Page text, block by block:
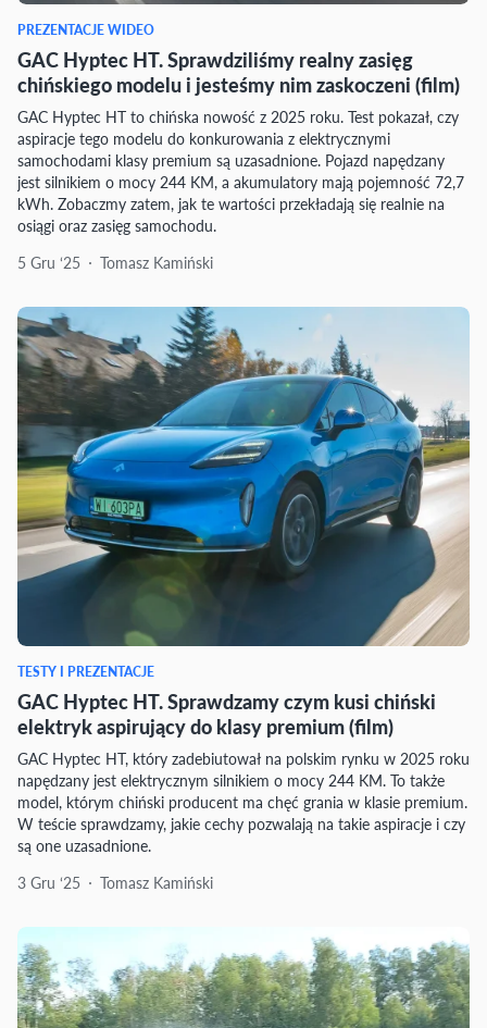
PREZENTACJE WIDEO
GAC Hyptec HT. Sprawdziliśmy realny zasięg
chińskiego modelu i jesteśmy nim zaskoczeni (film)
GAC Hyptec HT to chińska nowość z 2025 roku. Test pokazał, czy
aspiracje tego modelu do konkurowania z elektrycznymi
samochodami klasy premium są uzasadnione. Pojazd napędzany
jest silnikiem o mocy 244 KM, a akumulatory mają pojemność 72,7
kWh. Zobaczmy zatem, jak te wartości przekładają się realnie na
osiągi oraz zasięg samochodu.
5 Gru ‘25
Tomasz Kamiński
TESTY I PREZENTACJE
GAC Hyptec HT. Sprawdzamy czym kusi chiński
elektryk aspirujący do klasy premium (film)
GAC Hyptec HT, który zadebiutował na polskim rynku w 2025 roku
napędzany jest elektrycznym silnikiem o mocy 244 KM. To także
model, którym chiński producent ma chęć grania w klasie premium.
W teście sprawdzamy, jakie cechy pozwalają na takie aspiracje i czy
są one uzasadnione.
3 Gru ‘25
Tomasz Kamiński